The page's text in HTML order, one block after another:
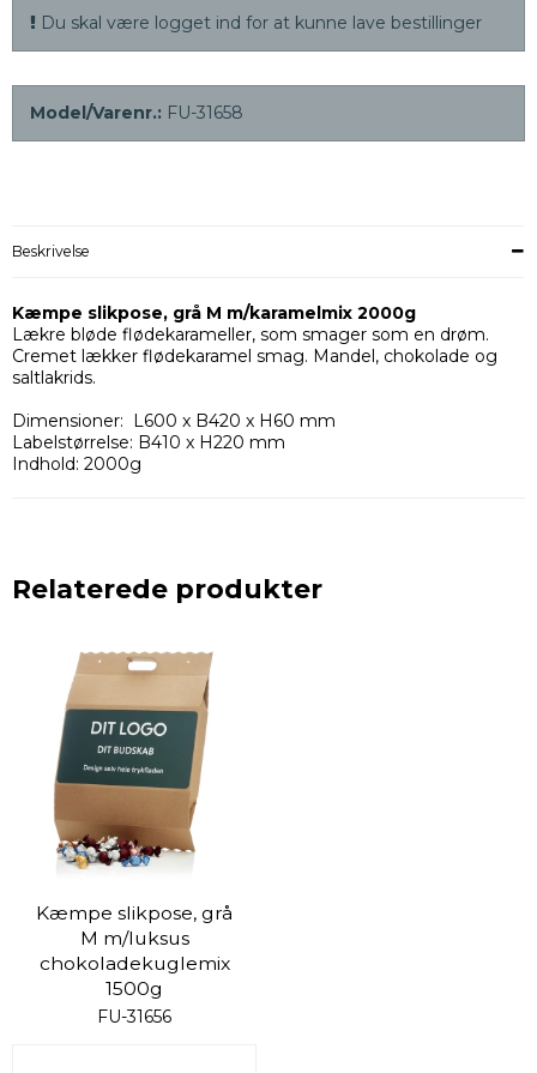
Du skal være logget ind for at kunne lave bestillinger
Model/Varenr.: FU-31658
Beskrivelse
Kæmpe slikpose, grå M m/karamelmix 2000g
Lækre bløde flødekarameller, som smager som en drøm.
Cremet lækker flødekaramel smag. Mandel, chokolade og
saltlakrids.
Dimensioner: L600 x B420 x H60 mm
Labelstørrelse: B410 x H220 mm
Indhold: 2000g
Relaterede produkter
Kæmpe slikpose, grå
M m/luksus
chokoladekuglemix
1500g
FU-31656